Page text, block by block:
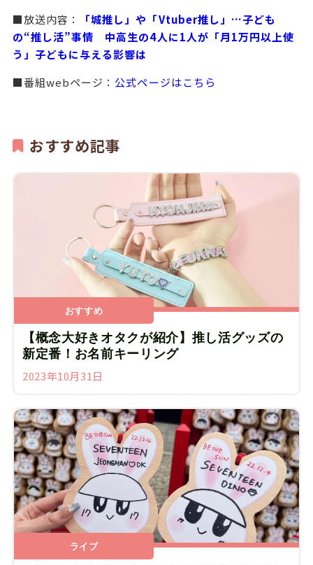
■放送内容：
「城推し」や「Vtuber推し」…子ども
の“推し活”事情 中高生の4人に1人が「月1万円以上使
う」子どもに与える影響は
■番組webページ： 公式ページはこちら
おすすめ記事
おすすめ
【概念大好きオタクが紹介】推し活グッズの
新定番！お名前キーリング
2023年10月31日
ライブ